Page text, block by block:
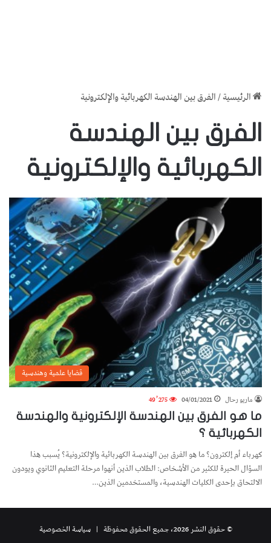
الرئيسية/الفرق بين الهندسة الكهربائية والإلكترونية
الفرق بين الهندسة
الكهربائية والإلكترونية
قضايا علمية وهندسية
ماريو رحال 04/01/2021
49٬275
ما هو الفرق بين الهندسة الإلكترونية والهندسة
الكهربائية ؟
كهرباء أم إلكترون؟ ما هو الفرق بين الهندسة الكهربائية والإلكترونية؟ يُسبب هذا
السؤال الحيرة للكثير من الأشخاص: الطلاب الذين أنهوا مرحلة التعليم الثانوي ويودون
الالتحاق بإحدى الكليات الهندسية، والمستخدمين الذين…
© حقوق النشر 2026، جميع الحقوق محفوظة | سياسة الخصوصية